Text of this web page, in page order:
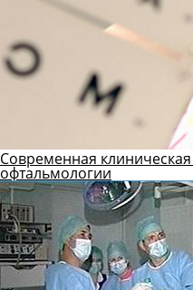
Современная
офтальмологии